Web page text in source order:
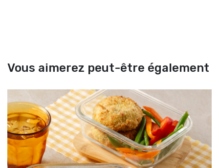
Vous aimerez peut-être également